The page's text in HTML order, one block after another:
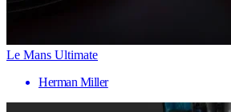
Le Mans Ultimate
Herman Miller